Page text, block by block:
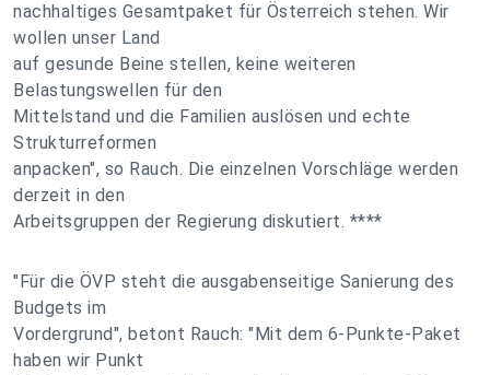
nachhaltiges Gesamtpaket für Österreich stehen. Wir
wollen unser Land
auf gesunde Beine stellen, keine weiteren
Belastungswellen für den
Mittelstand und die Familien auslösen und echte
Strukturreformen
anpacken", so Rauch. Die einzelnen Vorschläge werden
derzeit in den
Arbeitsgruppen der Regierung diskutiert. ****
"Für die ÖVP steht die ausgabenseitige Sanierung des
Budgets im
Vordergrund", betont Rauch: "Mit dem 6-Punkte-Paket
haben wir Punkt